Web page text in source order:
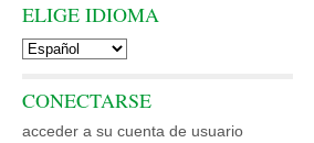
ELIGE IDIOMA
CONECTARSE
acceder a su cuenta de usuario